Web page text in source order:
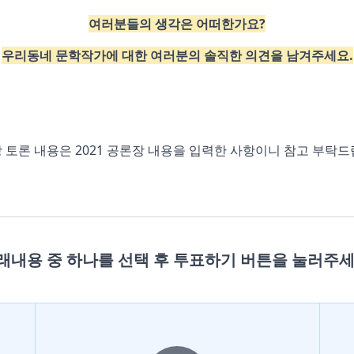
여러분들의 생각은 어떠한가요?
우리동네 문학작가에 대한 여러분의 솔직한 의견을 남겨주세요.
론 내용은 2021 공론장 내용을 입력한 사항이니 참고 부탁드
내용 중 하나를 선택 후 투표하기 버튼을 눌러주